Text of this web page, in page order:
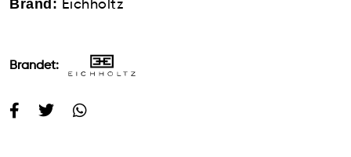
Brand: Eichholtz
Brandet: